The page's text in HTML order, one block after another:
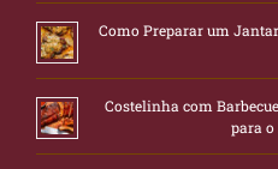
Como Preparar um
Costelinha com
para o